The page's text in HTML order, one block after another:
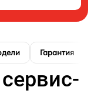
Гарантия